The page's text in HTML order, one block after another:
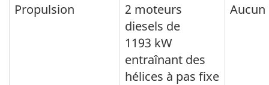
Propulsion
2 moteurs
diesels de
1193 kW
entraînant des
hélices à pas fixe
Aucun